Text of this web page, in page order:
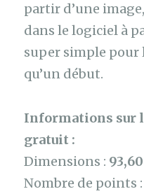
partir d’une
dans le logiciel à
super simple pour
qu’un début.
Informations sur
gratuit :
Dimensions :
Nombre de points